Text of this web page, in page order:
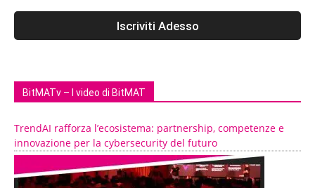
BitMATv – I video di BitMAT
TrendAI rafforza l’ecosistema: partnership, competenze e
innovazione per la cybersecurity del futuro